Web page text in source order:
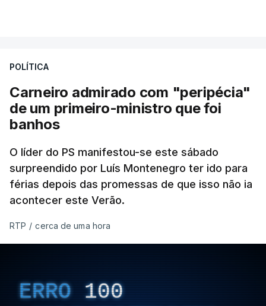
POLÍTICA
Carneiro admirado com "peripécia"
de um primeiro-ministro que foi
banhos
O líder do PS manifestou-se este sábado
surpreendido por Luís Montenegro ter ido para
férias depois das promessas de que isso não ia
acontecer este Verão.
RTP / cerca de uma hora
ERRO 100